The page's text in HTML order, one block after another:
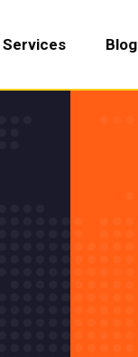
Services Blog